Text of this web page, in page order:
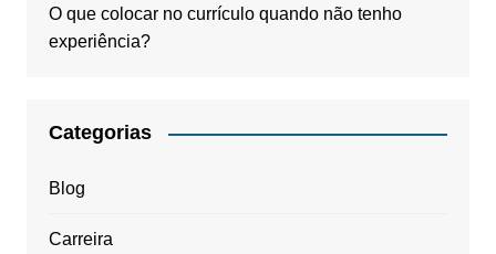
O que colocar no currículo quando não tenho
experiência?
Categorias
Blog
Carreira